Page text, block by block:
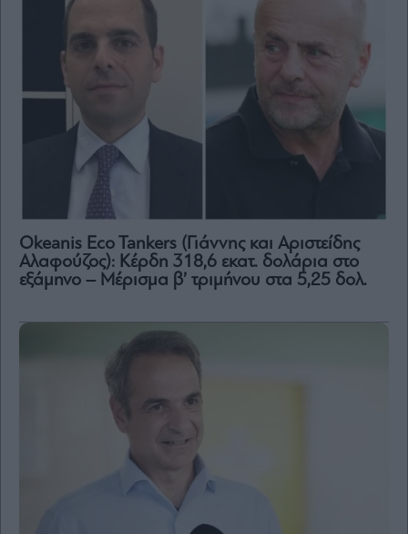
Okeanis Eco Tankers (Γιάννης και Αριστείδης
Αλαφούζος): Κέρδη 318,6 εκατ. δολάρια στο
εξάμηνο – Μέρισμα β’ τριμήνου στα 5,25 δολ.